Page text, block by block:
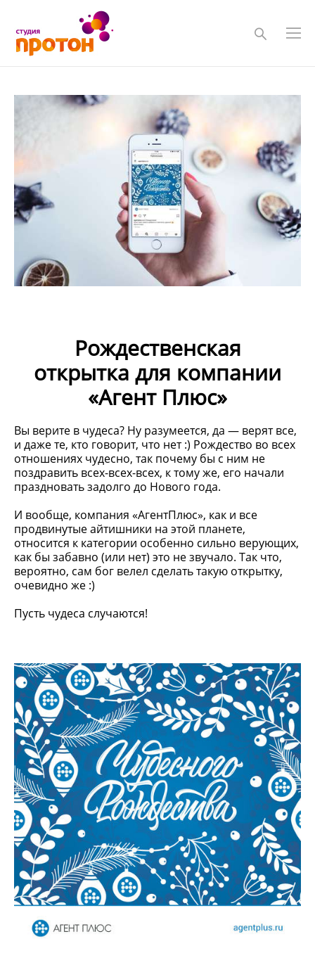
Рождественская
открытка для компании
«Агент Плюс»
Вы верите в чудеса? Ну разумеется, да — верят все,
и даже те, кто говорит, что нет :) Рождество во всех
отношениях чудесно, так почему бы с ним не
поздравить всех-всех-всех, к тому же, его начали
праздновать задолго до Нового года.
И вообще, компания «АгентПлюс», как и все
продвинутые айтишники на этой планете,
относится к категории особенно сильно верующих,
как бы забавно (или нет) это не звучало. Так что,
вероятно, сам бог велел сделать такую открытку,
очевидно же :)
Пусть чудеса случаются!